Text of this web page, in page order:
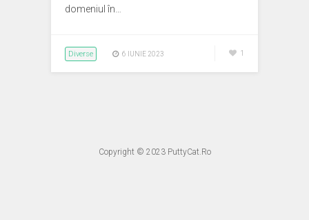
domeniul în…
Diverse 6 IUNIE 2023 1
Copyright © 2023 PuttyCat.Ro